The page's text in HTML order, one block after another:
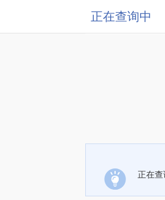
正在查询中
正在